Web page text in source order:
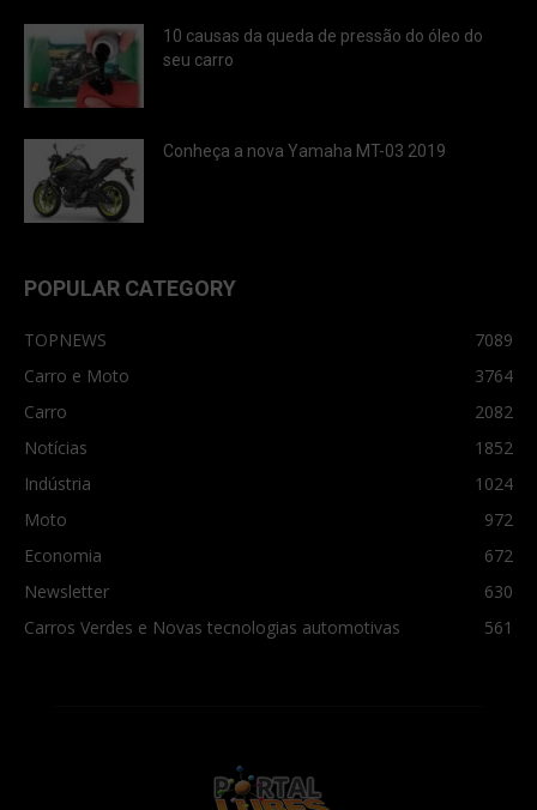
10 causas da queda de pressão do óleo do
seu carro
Conheça a nova Yamaha MT-03 2019
POPULAR CATEGORY
TOPNEWS
7089
Carro e Moto
3764
Carro
2082
Notícias
1852
Indústria
1024
Moto
972
Economia
672
Newsletter
630
Carros Verdes e Novas tecnologias automotivas
561